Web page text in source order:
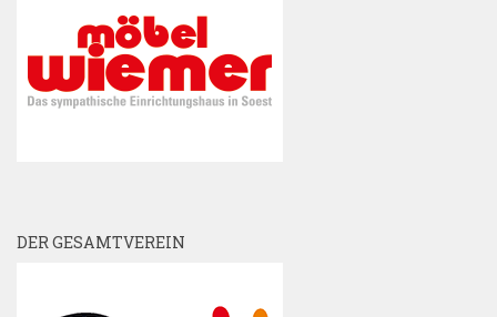
DER GESAMTVEREIN